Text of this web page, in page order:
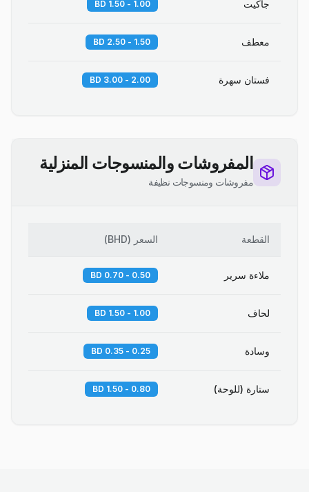
جاكيت 1.00 - 1.50 BD
معطف 1.50 - 2.50 BD
فستان سهرة 2.00 - 3.00 BD
المفروشات والمنسوجات المنزلية
مفروشات ومنسوجات نظيفة
القطعة السعر (
BHD
)
ملاءة سرير 0.50 - 0.70 BD
لحاف 1.00 - 1.50 BD
وسادة 0.25 - 0.35 BD
ستارة (للوحة) 0.80 - 1.50 BD